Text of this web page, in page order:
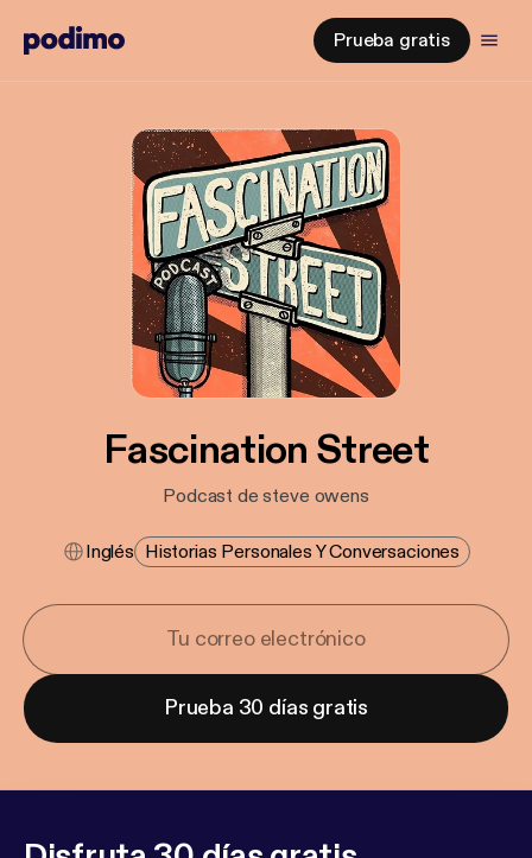
Prueba gratis
Fascination Street
Podcast de steve owens
Inglés Historias Personales Y Conversaciones
Prueba 30 días gratis